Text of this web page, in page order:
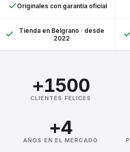
Originales con garantía oficial
Tienda en Belgrano · desde
2022
+1500
CLIENTES FELICES
+4
AÑOS EN EL MERCADO